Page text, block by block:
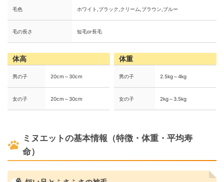
毛色 ホワイト,ブラック,クリーム,ブラウン,ブルー
毛の長さ 短毛or長毛
体高
男の子 20cm～30cm
女の子 20cm～30cm
体重
男の子 2.5kg～4kg
女の子 2kg～3.5kg
ミヌエットの基本情報（特徴・体重・平均寿
命）